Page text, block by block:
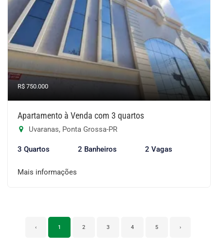
R$ 750.000
Apartamento à Venda com 3 quartos
Uvaranas, Ponta Grossa-PR
3 Quartos 2 Banheiros 2 Vagas
Mais informações
‹ 1 2 3 4 5 ›